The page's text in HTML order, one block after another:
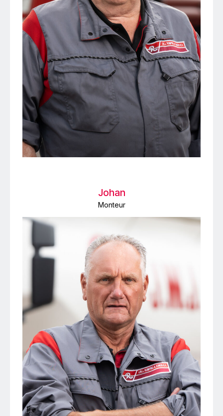
Johan
Monteur